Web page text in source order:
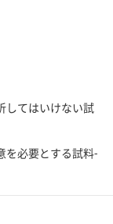
してはいけない試
を必要とする試料-